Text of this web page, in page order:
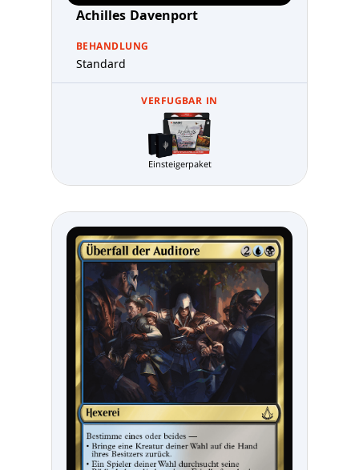
Achilles Davenport
BEHANDLUNG
Standard
VERFUGBAR IN
Einsteigerpaket